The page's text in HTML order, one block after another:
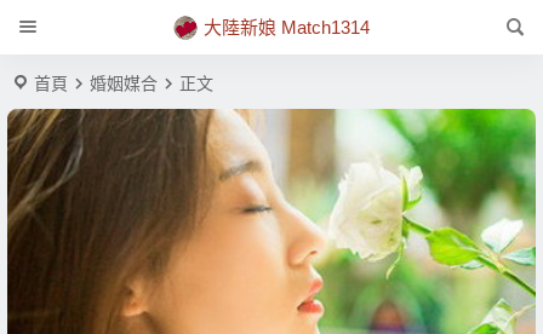
大陸新娘 Match1314
首頁 婚姻媒合 正文